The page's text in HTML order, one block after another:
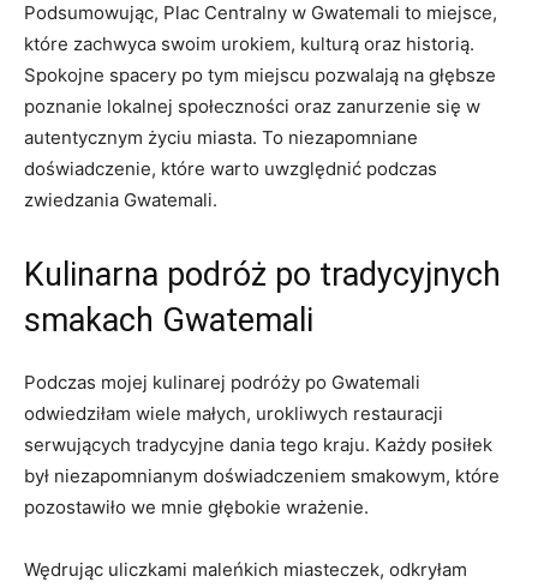
Podsumowując, Plac Centralny w‌ Gwatemali to miejsce,
⁣które⁤ zachwyca swoim ‌urokiem, kulturą oraz historią.
Spokojne spacery po⁤ tym miejscu pozwalają na ⁤głębsze
poznanie lokalnej​ społeczności oraz⁢ zanurzenie się w
autentycznym ‍życiu miasta. To‍ niezapomniane
doświadczenie, które ⁣warto uwzględnić podczas
zwiedzania‍ Gwatemali.
Kulinarna podróż‌ po tradycyjnych
smakach Gwatemali
Podczas mojej kulinarej podróży po ‌Gwatemali
odwiedziłam ‍wiele małych, urokliwych restauracji
serwujących tradycyjne dania tego kraju.⁤ Każdy posiłek
był niezapomnianym doświadczeniem smakowym, ⁣które
pozostawiło⁢ we ⁢mnie głębokie​ wrażenie.
Wędrując uliczkami maleńkich miasteczek, odkryłam